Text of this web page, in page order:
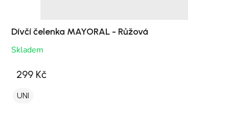
Dívčí čelenka MAYORAL - Růžová
Skladem
299 Kč
UNI